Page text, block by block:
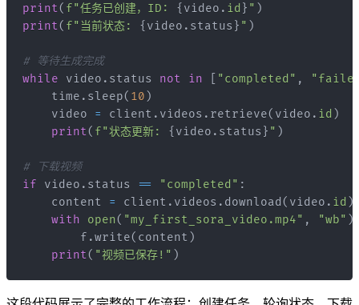
print( f"任务已创建，ID: { video . id } " )
print( f"当前状态: { video . status } " )
# 等待生成完成
while video . status not in "completed" ,
    time
. sleep( 10 )
    video
= client . videos . retrieve( video . id )
print( f"状态更新: { video . status } " )
# 下载视频
if video . status == "completed" :
    content
= client . videos . download( video . id )
with
open( "my_first_sora_video.mp4" , "wb" )
        f
.write( content )
print( "视频已保存!" )